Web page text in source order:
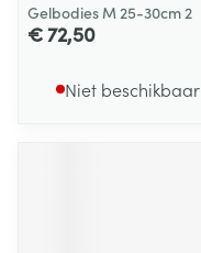
Gelbodies M 25-30cm 2
€ 72,50
Niet beschikbaar